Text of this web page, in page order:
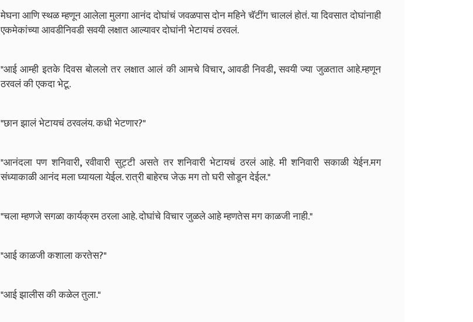
मेघना आणि स्थळ म्हणून आलेला मुलगा आनंद दोघांचं जवळपास दोन महिने चॅटींग चाललं होतं. या दिवसात दोघांनाही
एकमेकांच्या आवडीनिवडी सवयी लक्षात आल्यावर दोघांनी भेटायचं ठरवलं.
"आई आम्ही इतके दिवस बोललो तर लक्षात आलं की आमचे विचार, आवडी निवडी, सवयी ज्या जुळतात आहे.म्हणून
ठरवलं की एकदा भेटू.
"छान झालं भेटायचं ठरवलंय. कधी भेटणार?"
"आनंदला पण शनिवारी, रवीवारी सुट्टी असते तर शनिवारी भेटायचं ठरलं आहे. मी शनिवारी सकाळी येईन.मग
संध्याकाळी आनंद मला घ्यायला येईल. रात्री बाहेरच जेऊ मग तो घरी सोडून देईल."
"चला म्हणजे सगळा कार्यक्रम ठरला आहे. दोघांचे विचार जुळले आहे म्हणतेस मग काळजी नाही."
"आई काळजी कशाला करतेस?"
"आई झालीस की कळेल तुला."